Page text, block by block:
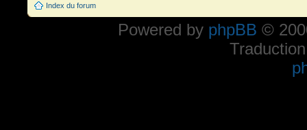
Index du forum
Powered by phpBB ©